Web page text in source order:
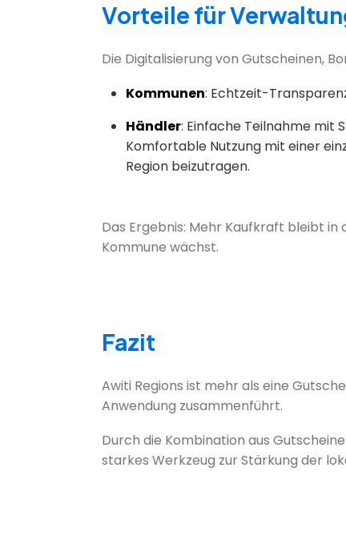
Vorteile für
Die Digitalisierung von Gutscheinen,
Kommunen: Echtzeit-
Händler: Einfache Teilnahme mit
Komfortable Nutzung mit einer
Region beizutragen.
Das Ergebnis: Mehr Kaufkraft bleibt
Kommune wächst.
Fazit
Awiti Regions ist mehr als eine
Anwendung zusammenführt.
Durch die Kombination aus
starkes Werkzeug zur Stärkung der